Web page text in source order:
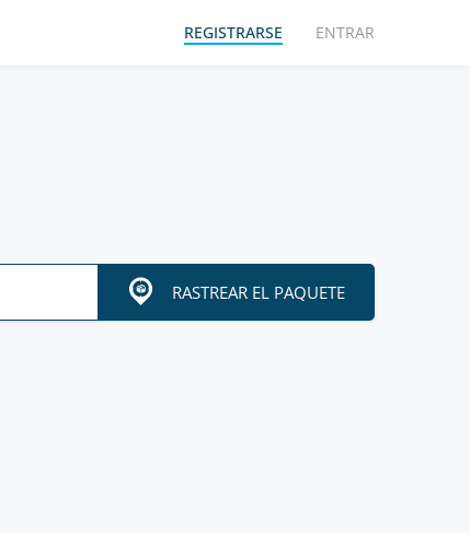
REGISTRARSE ENTRAR
RASTREAR EL PAQUETE